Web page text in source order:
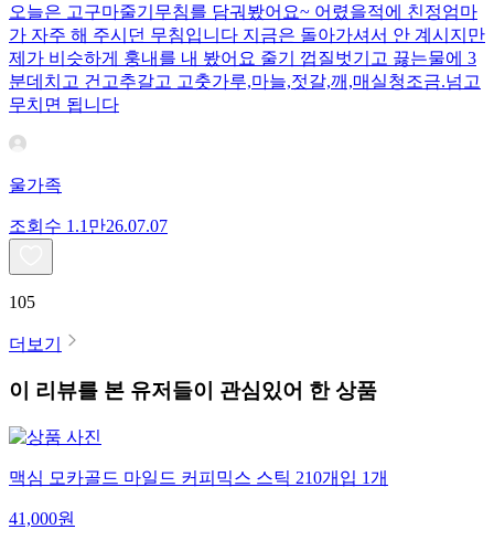
오늘은 고구마줄기무침를 담궈봤어요~ 어렸을적에 친정엄마
가 자주 해 주시던 무침입니다 지금은 돌아가셔서 안 계시지만
제가 비슷하게 훙내를 내 봤어요 줄기 껍질벗기고 끓는물에 3
분데치고 건고추갈고 고춧가루,마늘,젓갈,깨,매실청조금.넘고
무치면 됩니다
울가족
조회수 1.1만26.07.07
105
더보기
이 리뷰를 본 유저들이 관심있어 한 상품
맥심 모카골드 마일드 커피믹스 스틱 210개입 1개
41,000원